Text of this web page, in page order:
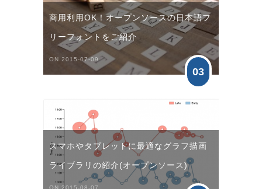
商用利用OK！オープンソースの日本語フ
リーフォントをご紹介
ON 2015-07-09
03
スマホやタブレットに最適なグラフ描画
ライブラリの紹介(オープンソース)
ON 2015-08-07